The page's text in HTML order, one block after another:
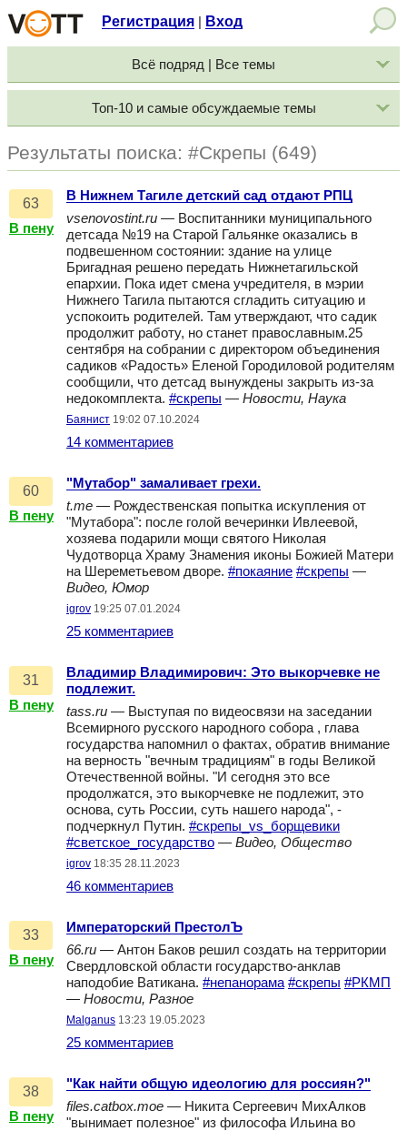
Регистрация Вход
Всё подряд | Все темы
Топ-10 и самые обсуждаемые темы
Результаты поиска: #Скрепы (649)
63
В пену
В Нижнем Тагиле детский сад отдают РПЦ
vsenovostint.ru — Воспитанники муниципального
детсада №19 на Старой Гальянке оказались в
подвешенном состоянии: здание на улице
Бригадная решено передать Нижнетагильской
епархии. Пока идет смена учредителя, в мэрии
Нижнего Тагила пытаются сгладить ситуацию и
успокоить родителей. Там утверждают, что садик
продолжит работу, но станет православным.25
сентября на собрании с директором объединения
садиков «Радость» Еленой Городиловой родителям
сообщили, что детсад вынуждены закрыть из-за
недокомплекта. #скрепы — Новости, Наука
Баянист 19:02 07.10.2024
14 комментариев
60
В пену
"Мутабор" замаливает грехи.
t.me — Рождественская попытка искупления от
"Мутабора": после голой вечеринки Ивлеевой,
хозяева подарили мощи святого Николая
Чудотворца Храму Знамения иконы Божией Матери
на Шереметьевом дворе. #покаяние #скрепы —
Видео, Юмор
igrov 19:25 07.01.2024
25 комментариев
31
В пену
Владимир Владимирович: Это выкорчевке не
подлежит.
tass.ru — Выступая по видеосвязи на заседании
Всемирного русского народного собора , глава
государства напомнил о фактах, обратив внимание
на верность "вечным традициям" в годы Великой
Отечественной войны. "И сегодня это все
продолжатся, это выкорчевке не подлежит, это
основа, суть России, суть нашего народа", -
подчеркнул Путин. #скрепы_vs_борщевики
#светское_государство — Видео, Общество
igrov 18:35 28.11.2023
46 комментариев
33
В пену
Императорский ПрестолЪ
66.ru — Антон Баков решил создать на территории
Свердловской области государство-анклав
наподобие Ватикана. #непанорама #скрепы #РКМП
— Новости, Разное
Malganus 13:23 19.05.2023
25 комментариев
38
В пену
"Как найти общую идеологию для россиян?"
files.catbox.moe — Никита Сергеевич МихАлков
"вынимает полезное" из философа Ильина во